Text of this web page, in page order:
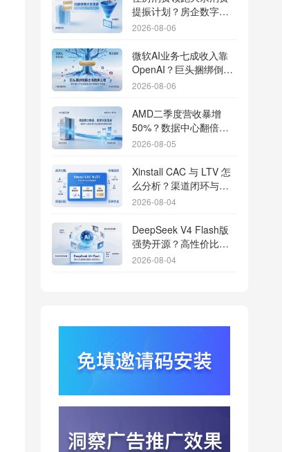
提振计划？房企数字化
转型加速线下场景智能
2026-08-06
微软AI业务七成收入靠
OpenAI？巨头捆绑倒逼
出海App独立追踪全渠道
2026-08-06
AMD二季度营收暴增
50%？数据中心翻倍增
长驱动跨端分发新底座
2026-08-05
Xinstall CAC 与 LTV 怎
么分析？渠道闭环与投
放回报解析
2026-08-04
DeepSeek V4 Flash版
强势开源？高性价比基
座模型重塑长尾应用全
2026-08-04
行云科技算力订单超154
亿？底座产能扩张激活
AI应用多终端流转新周
2026-08-04
苹果带摄像头的 AirPods
爆硬件分发与全渠道归
因升级
2026-08-03